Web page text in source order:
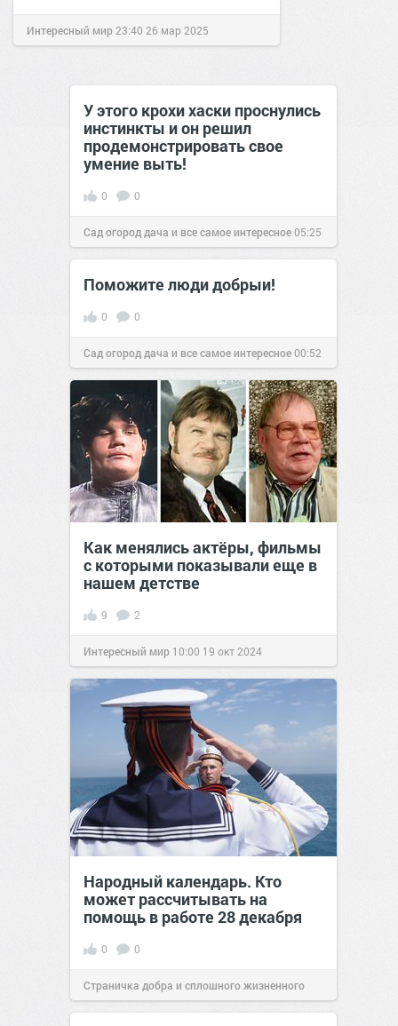
Интересный мир 23:40 26 мар 2025
У этого крохи хаски проснулись
инстинкты и он решил
продемонстрировать свое
умение выть!
0 0
Сад огород дача и все самое интересное05:25
05 дек 2016
Поможите люди добрыи!
0 0
Сад огород дача и все самое интересное00:52
23 июн 2016
Как менялись актёры, фильмы
с которыми показывали еще в
нашем детстве
9 2
Интересный мир 10:00 19 окт 2024
Народный календарь. Кто
может рассчитывать на
помощь в работе 28 декабря
0 0
Страничка добра и сплошного жизненного
позитива! 14:21 27 дек 2021